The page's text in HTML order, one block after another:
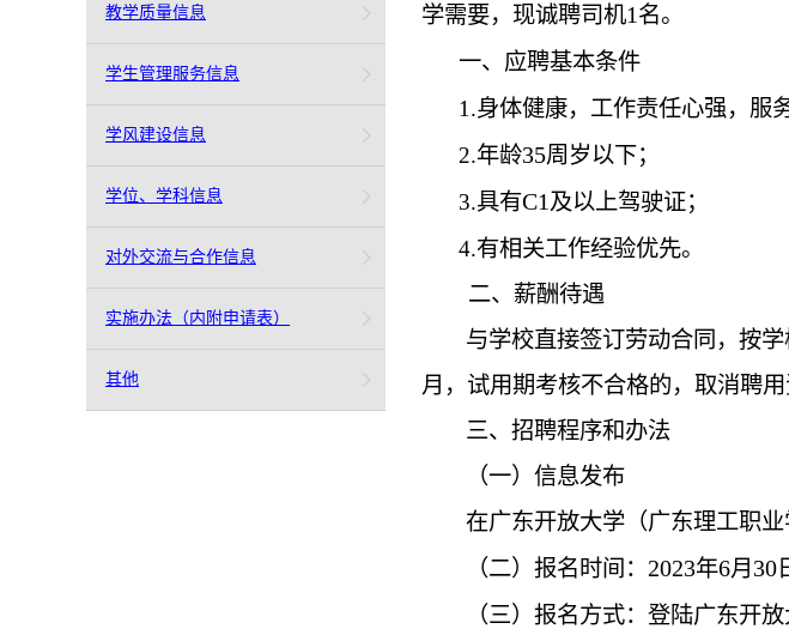
教学质量信息
学生管理服务信息
学风建设信息
学位、学科信息
对外交流与合作信息
实施办法（内附申请表）
其他
学需要，现诚聘司机1名。
一、应聘基本条件
1.身体健康，工作责任心强，服
2.年龄35周岁以下；
3.具有C1 及以上驾驶证；
4.有相关工作经验优先。
二、薪酬待遇
与学校直接签订劳动合同，按
月，试用期考核不合格的，取消聘用
三、招聘程序和办法
（一）信息发布
在广东开放大学（广东理工职
（二）报名时间： 2023年6月 30
（三）报名方式： 登陆广东开